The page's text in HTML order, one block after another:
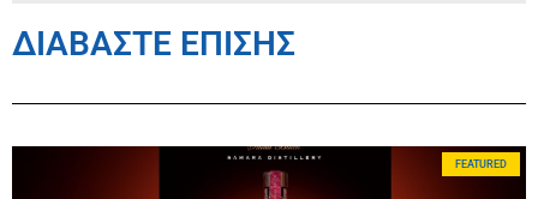
ΔΙΑΒΑΣΤΕ ΕΠΙΣΗΣ
FEATURED